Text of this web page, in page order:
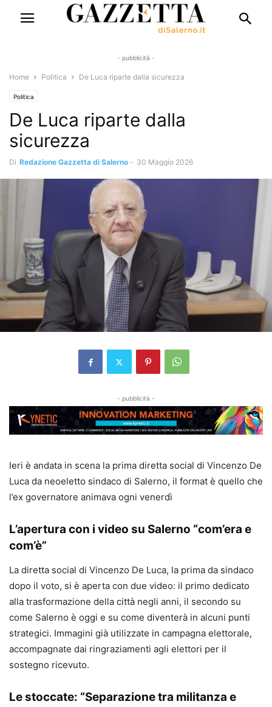
- pubblicità -
Home Politica De Luca riparte dalla sicurezza
Politica
De Luca riparte dalla
sicurezza
Di Redazione Gazzetta di Salerno - 30 Maggio 2026
- pubblicità -
Ieri è andata in scena la prima diretta social di Vincenzo De
Luca da neoeletto sindaco di Salerno, il format è quello che
l’ex governatore animava ogni venerdì
L’apertura con i video su Salerno “com’era e
com’è”
La diretta social di Vincenzo De Luca, la prima da sindaco
dopo il voto, si è aperta con due video: il primo dedicato
alla trasformazione della città negli anni, il secondo su
come Salerno è oggi e su come diventerà in alcuni punti
strategici. Immagini già utilizzate in campagna elettorale,
accompagnate dai ringraziamenti agli elettori per il
sostegno ricevuto.
Le stoccate: “Separazione tra militanza e